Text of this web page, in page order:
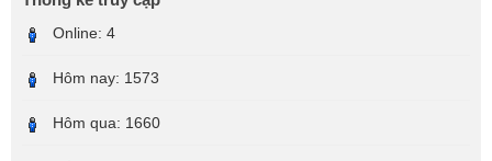
Online: 4
Hôm nay: 1573
Hôm qua: 1660